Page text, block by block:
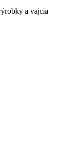
a vajcia